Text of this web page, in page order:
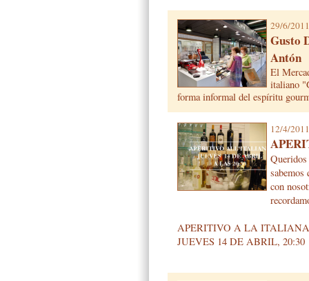
29/6/2011
Gusto
Antón
El
italiano
forma informal del espíritu
12/4/2011
sabemos
con
APERITIVO A LA ITALIANA
JUEVES 14 DE ABRIL, 20:30